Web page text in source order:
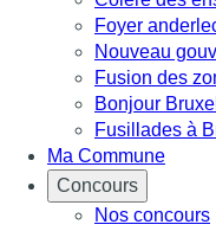
Foyer
Nouveau
Fusion des
Bonjour
Fusillades à
Ma Commune
Concours
Nos concours